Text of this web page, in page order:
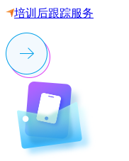
培训后跟踪服务